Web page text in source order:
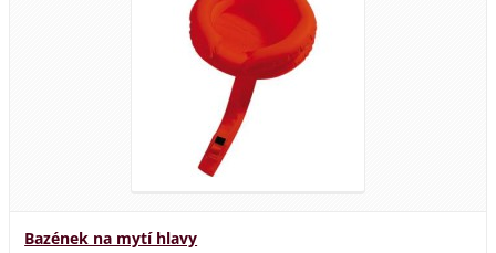
Bazének na mytí hlavy